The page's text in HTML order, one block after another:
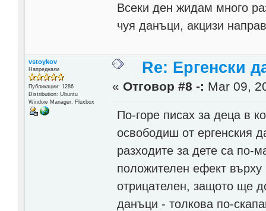
Всеки ден жидам много
чуя данъци, акцизи
vstoykov
Напреднали
Публикации: 1286
Distribution: Ubuntu
Window Manager: Fluxbox
Re: Ергенски
« Отговор #8 -: Mar 09,
По-горе писах за деца в
освободиш от ергенския
разходите за дете са по-
положителен ефект
отрицателен, защото ще
данъци - толкова по-